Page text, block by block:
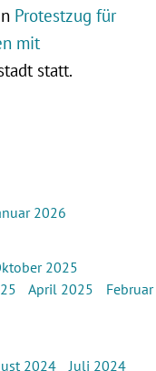
Protestzug für
mit
statt.
2026
2025
April 2025
Februar
2024
Juli 2024